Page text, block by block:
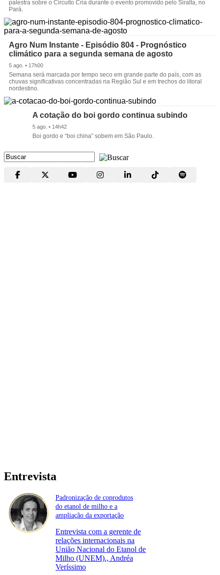
palestra sobre o Circuito Cria durante o evento promovido pelo Siralta, no
Pará.
Agro Num Instante - Episódio 804 - Prognóstico
climático para a segunda semana de agosto
5 ago. • 17h00
Semana será marcada por tempo seco em grande parte do país, com as
chuvas significativas concentradas na Região Sul e em trechos do litoral
nordestino.
A cotação do boi gordo continua subindo
5 ago. • 14h42
Boi gordo e “boi china” sobem em São Paulo.
Entrevista
Padronização de coprodutos
do etanol de milho e a
ampliação da exportação
Entrevista com a gerente de
relações internacionais na
União Nacional do Etanol de
Milho (UNEM)., Andréa
Veríssimo